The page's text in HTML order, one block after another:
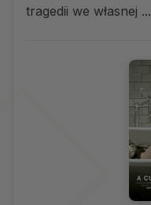
tragedii we własnej ...